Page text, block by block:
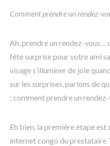
Comment prendre un rendez-
Ah, prendre un rendez-vous…
fête surprise pour votre ami
visage s’illuminer de joie
sur les surprises, parlons de
: comment prendre un
Eh bien, la première étape est
internet congo du prestataire